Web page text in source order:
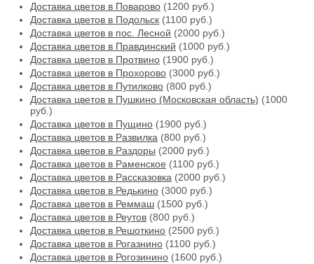
Доставка цветов в Поварово (1200 руб.)
Доставка цветов в Подольск (1100 руб.)
Доставка цветов в пос. Лесной (2000 руб.)
Доставка цветов в Правдинский (1000 руб.)
Доставка цветов в Протвино (1900 руб.)
Доставка цветов в Прохорово (3000 руб.)
Доставка цветов в Путилково (800 руб.)
Доставка цветов в Пушкино (Московская область) (1000
руб.)
Доставка цветов в Пущино (1900 руб.)
Доставка цветов в Развилка (800 руб.)
Доставка цветов в Раздоры (2000 руб.)
Доставка цветов в Раменское (1100 руб.)
Доставка цветов в Рассказовка (2000 руб.)
Доставка цветов в Редькино (3000 руб.)
Доставка цветов в Реммаш (1500 руб.)
Доставка цветов в Реутов (800 руб.)
Доставка цветов в Решоткино (2500 руб.)
Доставка цветов в Рогазнино (1100 руб.)
Доставка цветов в Рогозинино (1600 руб.)